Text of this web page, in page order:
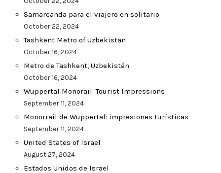
Samarcanda para el viajero en solitario
October 22, 2024
Tashkent Metro of Uzbekistan
October 16, 2024
Metro de Tashkent, Uzbekistán
October 16, 2024
Wuppertal Monorail: Tourist Impressions
September 11, 2024
Monorraíl de Wuppertal: impresiones turísticas
September 11, 2024
United States of Israel
August 27, 2024
Estados Unidos de Israel